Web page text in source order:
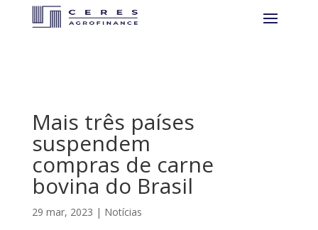
Mais três países
suspendem
compras de carne
bovina do Brasil
29 mar, 2023 | Notícias